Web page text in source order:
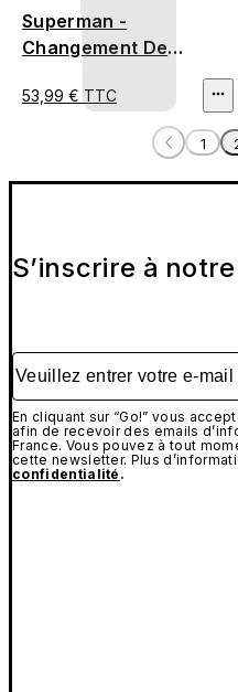
Superman -
Changement De
53,99 € TTC
1
S’inscrire à
Veuillez entrer votre e-mail
En cliquant sur “Go!” vous
afin de recevoir des emails
France. Vous pouvez à tout
cette newsletter. Plus
confidentialité .